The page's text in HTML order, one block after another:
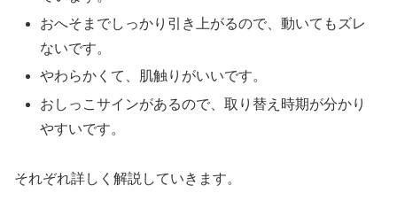
おへそまでしっかり引き上がるので、動いてもズレ
ないです。
やわらかくて、肌触りがいいです。
おしっこサインがあるので、取り替え時期が分かり
やすいです。
それぞれ詳しく解説していきます。